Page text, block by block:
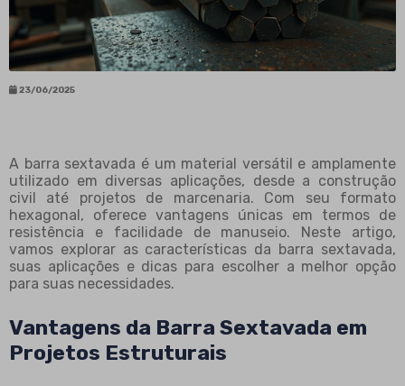
23/06/2025
A barra sextavada é um material versátil e amplamente
utilizado em diversas aplicações, desde a construção
civil até projetos de marcenaria. Com seu formato
hexagonal, oferece vantagens únicas em termos de
resistência e facilidade de manuseio. Neste artigo,
vamos explorar as características da barra sextavada,
suas aplicações e dicas para escolher a melhor opção
para suas necessidades.
Vantagens da Barra Sextavada em
Projetos Estruturais